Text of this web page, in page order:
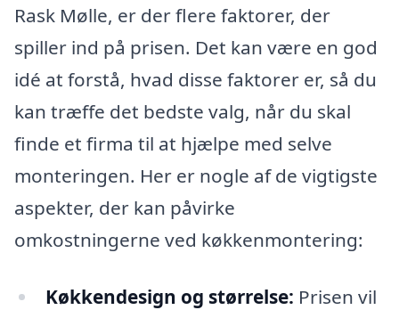
Rask Mølle, er der flere faktorer, der
spiller ind på prisen. Det kan være en god
idé at forstå, hvad disse faktorer er, så du
kan træffe det bedste valg, når du skal
finde et firma til at hjælpe med selve
monteringen. Her er nogle af de vigtigste
aspekter, der kan påvirke
omkostningerne ved køkkenmontering:
Køkkendesign og størrelse: Prisen vil